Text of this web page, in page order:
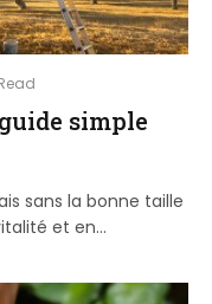
simple
sans la bonne taille
et en…